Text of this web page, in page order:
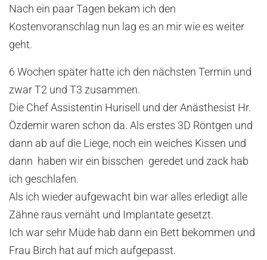
Nach ein paar Tagen bekam ich den
Kostenvoranschlag nun lag es an mir wie es weiter
geht.
6 Wochen später hatte ich den nächsten Termin und
zwar T2 und T3 zusammen.
Die Chef Assistentin Hurisell und der Anästhesist Hr.
Özdemir waren schon da. Als erstes 3D Röntgen und
dann ab auf die Liege, noch ein weiches Kissen und
dann haben wir ein bisschen geredet und zack hab
ich geschlafen.
Als ich wieder aufgewacht bin war alles erledigt alle
Zähne raus vernäht und Implantate gesetzt.
Ich war sehr Müde hab dann ein Bett bekommen und
Frau Birch hat auf mich aufgepasst.